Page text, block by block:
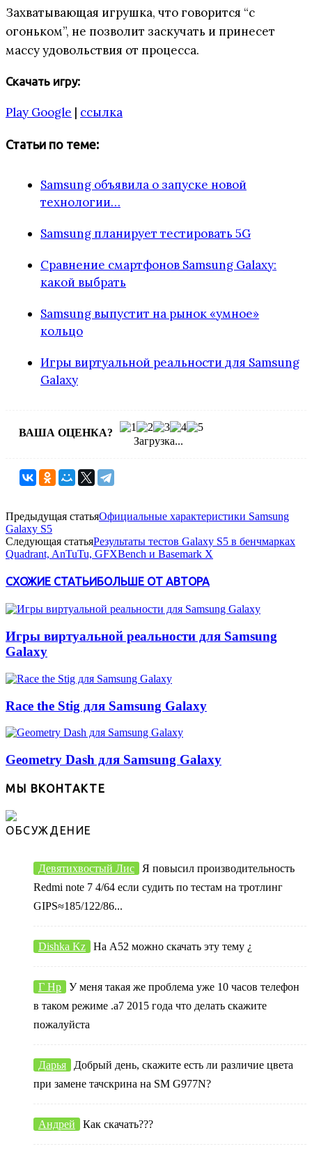
Захватывающая игрушка, что говорится “с
огоньком”, не позволит заскучать и принесет
массу удовольствия от процесса.
Скачать игру:
Play Google | ссылка
Статьи по теме:
Samsung объявила о запуске новой
технологии…
Samsung планирует тестировать 5G
Сравнение смартфонов Samsung Galaxy:
какой выбрать
Samsung выпустит на рынок «умное»
кольцо
Игры виртуальной реальности для Samsung
Galaxy
ВАША ОЦЕНКА?
Загрузка...
Предыдущая статьяОфициальные характеристики Samsung
Galaxy S5
Следующая статьяРезультаты тестов Galaxy S5 в бенчмарках
Quadrant, AnTuTu, GFXBench и Basemark X
СХОЖИЕ СТАТЬИБОЛЬШЕ ОТ АВТОРА
Игры виртуальной реальности для Samsung
Galaxy
Race the Stig для Samsung Galaxy
Geometry Dash для Samsung Galaxy
МЫ ВКОНТАКТЕ
ОБСУЖДЕНИЕ
Девятихвостый Лис
Я повысил производительность
Redmi note 7 4/64 если судить по тестам на тротлинг
GIPS≈185/122/86...
Dishka Kz На А52 можно скачать эту тему ¿
Г Нр
У меня такая же проблема уже 10 часов телефон
в таком режиме .а7 2015 года что делать скажите
пожалуйста
Дарья
Добрый день, скажите есть ли различие цвета
при замене тачскрина на SM G977N?
Андрей Как скачать???